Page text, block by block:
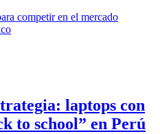
laptops con
to school” en Perú